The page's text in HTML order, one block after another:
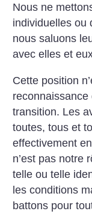
Nous ne
individuelles ou
nous saluons
avec elles et
Cette position
transition. Les
toutes, tous et
effectivement
n’est pas notre
telle ou telle
les conditions
battons pour